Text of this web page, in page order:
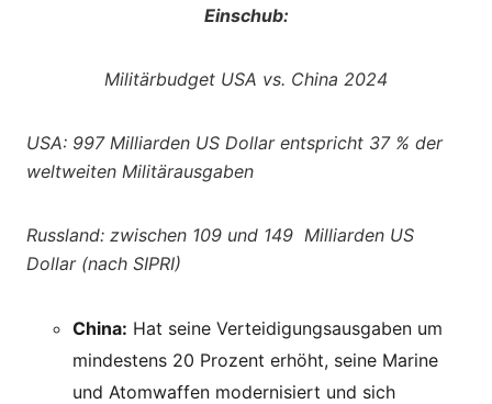
Einschub:
Militärbudget USA vs. China 2024
USA: 997 Milliarden US Dollar entspricht 37 % der
weltweiten Militärausgaben
Russland: zwischen 109 und 149 Milliarden US
Dollar (nach SIPRI)
China: Hat seine Verteidigungsausgaben um
mindestens 20 Prozent erhöht, seine Marine
und Atomwaffen modernisiert und sich